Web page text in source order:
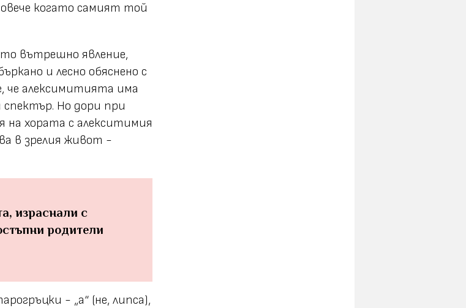
когато самият той
вътрешно явление,
и лесно обяснено с
че алексимитията има
Но дори при
на хората с алекситимия
в зрелия живот -
израснали с
родители
- „a“ (не, липса),